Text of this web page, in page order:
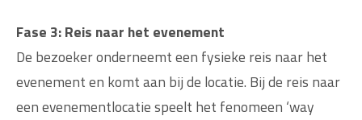
Fase 3: Reis naar het evenement
De bezoeker onderneemt een fysieke reis naar het
evenement en komt aan bij de locatie. Bij de reis naar
een evenementlocatie speelt het fenomeen ‘way